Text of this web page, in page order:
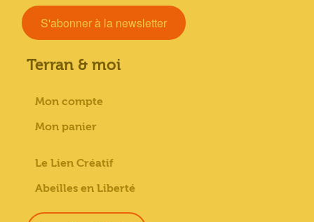
S'abonner à la newsletter
Terran & moi
Mon compte
Mon panier
Le Lien Créatif
Abeilles en Liberté